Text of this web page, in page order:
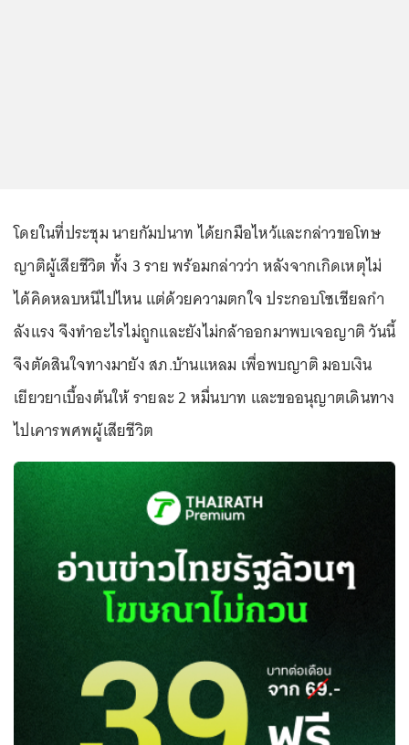
โดยในที่ประชุม นายกัมปนาท ได้ยกมือไหว้และกล่าวขอโทษ
ญาติผู้เสียชีวิต ทั้ง 3 ราย พร้อมกล่าวว่า หลังจากเกิดเหตุไม่
ได้คิดหลบหนีไปไหน แต่ด้วยความตกใจ ประกอบโซเชียลกํา
ลังแรง จึงทำอะไรไม่ถูกและยังไม่กล้าออกมาพบเจอญาติ วันนี้
จึงตัดสินใจทางมายัง สภ.บ้านแหลม เพื่อพบญาติ มอบเงิน
เยียวยาเบื้องต้นให้ รายละ 2 หมื่นบาท และขออนุญาตเดินทาง
ไปเคารพศพผู้เสียชีวิต